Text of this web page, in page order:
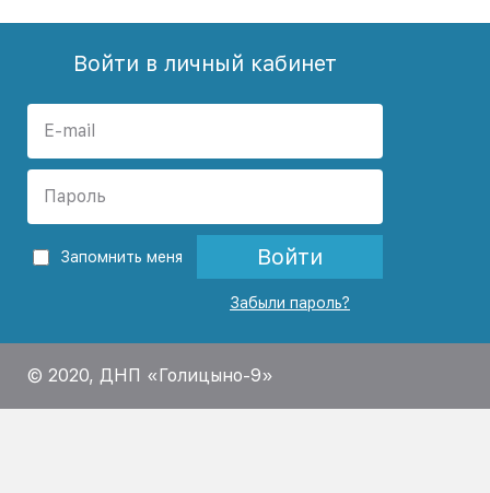
Войти в личный кабинет
Запомнить меня Войти
Забыли пароль?
© 2020, ДНП «Голицыно-9»